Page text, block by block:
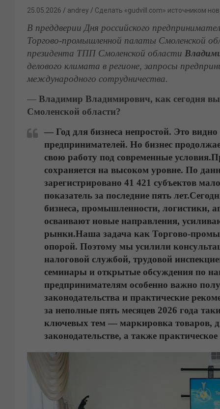
25.05.2026 andrey Сделать «gudvill.com» источником
В преддверии Дня российского
Торгово-промышленной палаты Смоленской
президента ТПП Смоленской области
делового климата в регионе, запросы
международного сотрудничества.
— Владимир Владимирович, как сегодня вы
Смоленской области?
— Год для бизнеса непростой. Это
предпринимателей. Но бизнес
свою работу под современные условия.
сохраняется на высоком уровне. По
зарегистрировано 41 421 субъектов
показатель за последние пять лет.
бизнеса, промышленности, логистики,
осваивают новые направления,
рынки.Наша задача как Торгово-
опорой. Поэтому мы усилили
налоговой службой, трудовой
семинары и открытые обсуждения по
предпринимателям особенно важно
законодательства и практические
за неполные пять месяцев 2026 года
ключевых тем — маркировка товаров,
законодательстве, а также